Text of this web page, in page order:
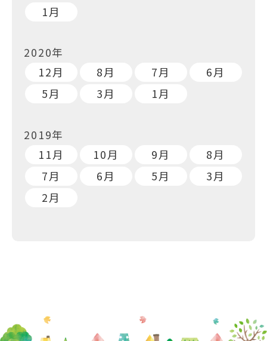
1月
2020年
12月
8月 7月
6月
5月
3月 1月
2019年
11月
10月 9月
8月
7月
6月 5月
3月
2月